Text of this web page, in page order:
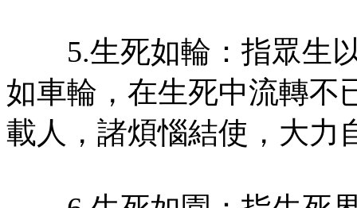
5.生死如輪：指眾生以
如車輪，在生死中流轉不
載人，諸煩惱結使，大力